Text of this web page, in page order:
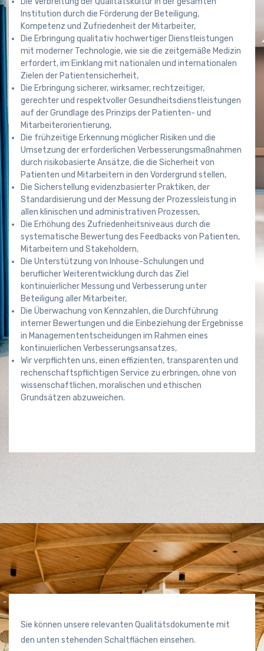
Institution durch die Förderung der Beteiligung,
Kompetenz und Zufriedenheit der Mitarbeiter,
Die Erbringung qualitativ hochwertiger Dienstleistungen
mit moderner Technologie, wie sie die zeitgemäße Medizin
erfordert, im Einklang mit nationalen und internationalen
Zielen der Patientensicherheit,
Die Erbringung sicherer, wirksamer, rechtzeitiger,
gerechter und respektvoller Gesundheitsdienstleistungen
auf der Grundlage des Prinzips der Patienten- und
Mitarbeiterorientierung,
Die frühzeitige Erkennung möglicher Risiken und die
Umsetzung der erforderlichen Verbesserungsmaßnahmen
durch risikobasierte Ansätze, die die Sicherheit von
Patienten und Mitarbeitern in den Vordergrund stellen,
Die Sicherstellung evidenzbasierter Praktiken, der
Standardisierung und der Messung der Prozessleistung in
allen klinischen und administrativen Prozessen,
Die Erhöhung des Zufriedenheitsniveaus durch die
systematische Bewertung des Feedbacks von Patienten,
Mitarbeitern und Stakeholdern,
Die Unterstützung von Inhouse-Schulungen und
beruflicher Weiterentwicklung durch das Ziel
kontinuierlicher Messung und Verbesserung unter
Beteiligung aller Mitarbeiter,
Die Überwachung von Kennzahlen, die Durchführung
interner Bewertungen und die Einbeziehung der Ergebnisse
in Managemententscheidungen im Rahmen eines
kontinuierlichen Verbesserungsansatzes,
Wir verpflichten uns, einen effizienten, transparenten und
rechenschaftspflichtigen Service zu erbringen, ohne von
wissenschaftlichen, moralischen und ethischen
Grundsätzen abzuweichen.
Sie können unsere relevanten Qualitätsdokumente mit
den unten stehenden Schaltflächen einsehen.